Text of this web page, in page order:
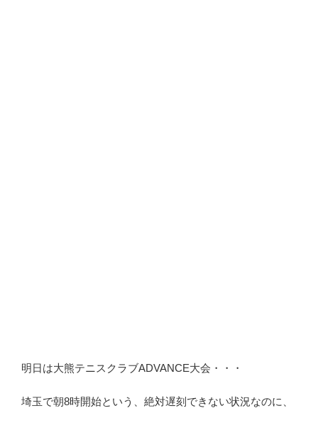
明日は大熊テニスクラブADVANCE大会・・・
埼玉で朝8時開始という、絶対遅刻できない状況なのに、